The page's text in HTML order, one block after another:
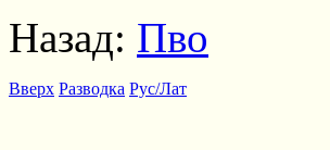
Назад: Пво
Вверх Разводка Рус/Лат